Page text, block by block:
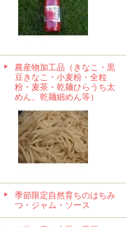
農産物加工品（きなこ・黒
豆きなこ・小麦粉・全粒
粉・麦茶・乾麺ひらうち太
めん、乾麺細めん等）
季節限定自然育ちのはちみ
つ・ジャム・ソース